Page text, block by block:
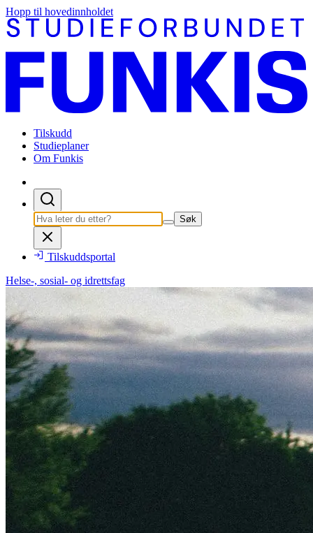
Hopp til hovedinnholdet
Tilskudd
Studieplaner
Om Funkis
Søk
Tilskuddsportal
Helse-, sosial- og idrettsfag